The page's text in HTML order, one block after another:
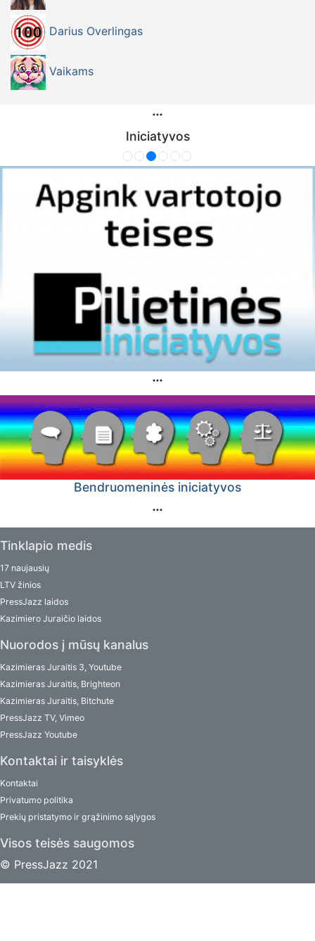
Darius Overlingas
Vaikams
Iniciatyvos
Bendruomeninės iniciatyvos
Tinklapio medis
17 naujausių
LTV žinios
PressJazz laidos
Kazimiero Juraičio laidos
Nuorodos į mūsų kanalus
Kazimieras Juraitis 3, Youtube
Kazimieras Juraitis, Brighteon
Kazimieras Juraitis, Bitchute
PressJazz TV, Vimeo
PressJazz Youtube
Kontaktai ir taisyklės
Kontaktai
Privatumo politika
Prekių pristatymo ir grąžinimo sąlygos
Visos teisės saugomos
© PressJazz 2021